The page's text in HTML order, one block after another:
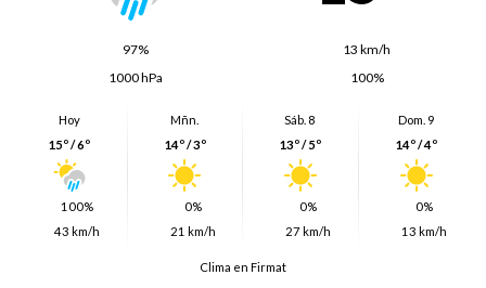
97%
13 km/h
1000 hPa
100%
Hoy
15º / 6º
100%
43 km/h
Mñn.
14º / 3º
0%
21 km/h
Sáb. 8
13º / 5º
0%
27 km/h
Dom. 9
14º / 4º
0%
13 km/h
Clima en Firmat